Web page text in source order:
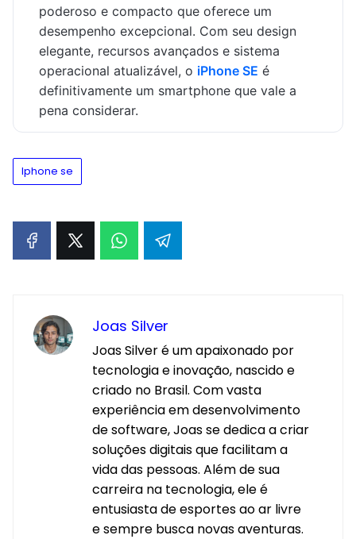
poderoso e compacto que oferece um
desempenho excepcional. Com seu design
elegante, recursos avançados e sistema
operacional atualizável, o iPhone SE é
definitivamente um smartphone que vale a
pena considerar.
Iphone se
Joas Silver
Joas Silver é um apaixonado por
tecnologia e inovação, nascido e
criado no Brasil. Com vasta
experiência em desenvolvimento
de software, Joas se dedica a criar
soluções digitais que facilitam a
vida das pessoas. Além de sua
carreira na tecnologia, ele é
entusiasta de esportes ao ar livre
e sempre busca novas aventuras.